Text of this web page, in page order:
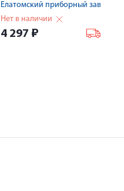
Елатомский приборный завод
Нет в наличии
4 297 ₽